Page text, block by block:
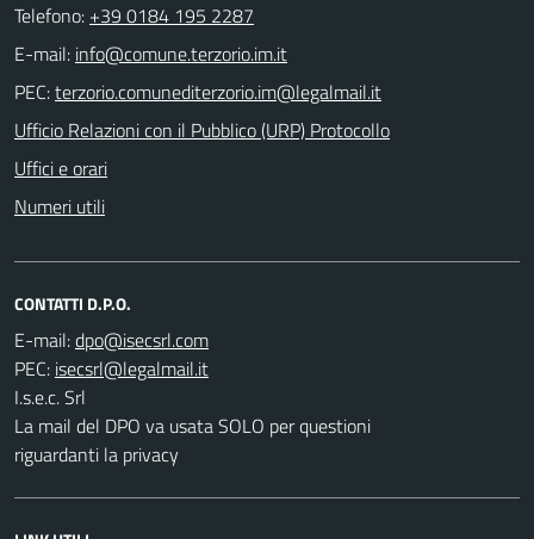
Telefono: +39 0184 195 2287
E-mail:
PEC:
Ufficio Relazioni con il Pubblico (URP) Protocollo
Uffici e orari
Numeri utili
CONTATTI D.P.O.
E-mail:
PEC:
I.s.e.c. Srl
La mail del DPO va usata SOLO per questioni
riguardanti la privacy